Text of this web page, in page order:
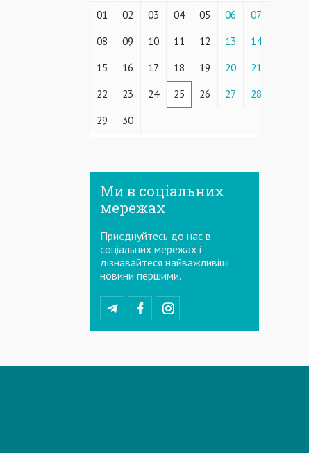
01 02 03 04 05 06
07
08
09 10 11 12 13
14
15
16 17 18 19 20
21
22
23 24 25 26 27
28
29
30
Ми в соціальних
мережах
Приєднуйтесь до нас в
соціальних мережах і
дізнавайтеся найважливіші
новини першими.